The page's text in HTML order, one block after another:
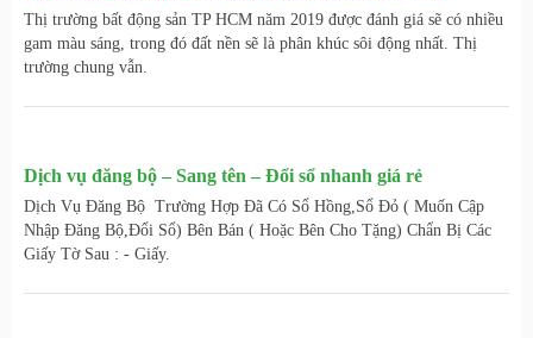
Thị trường bất động sản TP HCM năm 2019 được đánh giá sẽ có nhiều
gam màu sáng, trong đó đất nền sẽ là phân khúc sôi động nhất. Thị
trường chung vẫn.
Dịch vụ đăng bộ – Sang tên – Đổi sổ nhanh giá rẻ
Dịch Vụ Đăng Bộ Trường Hợp Đã Có Sổ Hồng,Sổ Đỏ ( Muốn Cập
Nhập Đăng Bộ,Đổi Sổ) Bên Bán ( Hoặc Bên Cho Tặng) Chẩn Bị Các
Giấy Tờ Sau : - Giấy.